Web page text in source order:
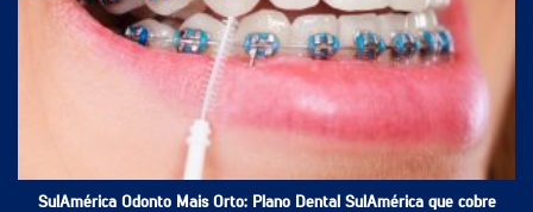
SulAmérica Odonto Mais Orto: Plano Dental SulAmérica que cobre